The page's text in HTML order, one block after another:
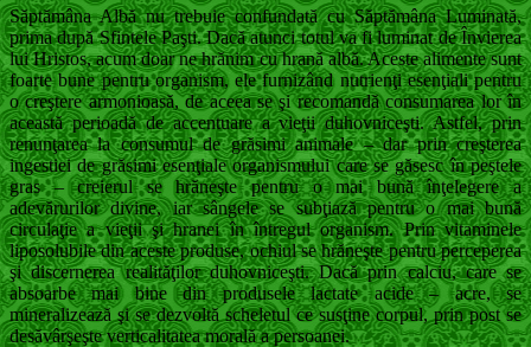
Săptămâna Albă nu trebuie confundată cu Săptămâna Luminată,
prima după Sfintele Paşti. Dacă atunci totul va fi luminat de Învierea
lui Hristos, acum doar ne hrănim cu hrană albă. Aceste alimente sunt
foarte bune pentru organism, ele furnizând nutrienţi esenţiali pentru
o creştere armonioasă, de aceea se şi recomandă consumarea lor în
această perioadă de accentuare a vieţii duhovniceşti. Astfel, prin
renunţarea la consumul de grăsimi animale – dar prin creşterea
ingestiei de grăsimi esenţiale organismului care se găsesc în peştele
gras – creierul se hrăneşte pentru o mai bună înţelegere a
adevărurilor divine, iar sângele se subţiază pentru o mai bună
circulaţie a vieţii şi hranei în întregul organism. Prin vitaminele
liposolubile din aceste produse, ochiul se hrăneşte pentru perceperea
şi discernerea realităţilor duhovniceşti. Dacă prin calciu, care se
absoarbe mai bine din produsele lactate acide – acre, se
mineralizează şi se dezvoltă scheletul ce susţine corpul, prin post se
desăvârşeşte verticalitatea morală a persoanei.